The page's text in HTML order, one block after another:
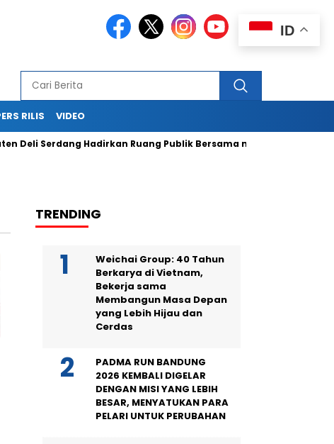
RILIS VIDEO
Serdang Hadirkan Ruang Publik Bersama melalui
TRENDING
Weichai Group: 40 Tahun
Berkarya di Vietnam,
Bekerja sama
Membangun Masa Depan
yang Lebih Hijau dan
Cerdas
PADMA RUN BANDUNG
2026 KEMBALI DIGELAR
DENGAN MISI YANG LEBIH
BESAR, MENYATUKAN PARA
PELARI UNTUK PERUBAHAN
ID